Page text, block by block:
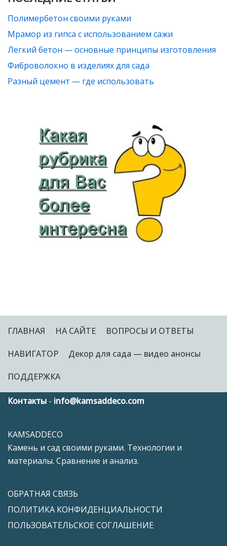
Полимербетон своими руками
Мрамор из гипса с использованием сажи
Легкий бетон — основные принципы изготовления
Фиброволокно в изделиях для сада
Разный цемент — где использовать
ГЛАВНАЯ НА САЙТЕ ВОПРОСЫ И ОТВЕТЫ
НАВИГАТОР Декор для сада — видео анонсы
ПОДДЕРЖКА
Контакты - info@kamsaddeco.com
KAMSADDECO
Камень и сад своими руками. Технологии и
материалы. Сравнение и анализ.
ОБРАТНАЯ СВЯЗЬ
ПОЛИТИКА КОНФИДЕНЦИАЛЬНОСТИ
ПОЛЬЗОВАТЕЛЬСКОЕ СОГЛАШЕНИЕ